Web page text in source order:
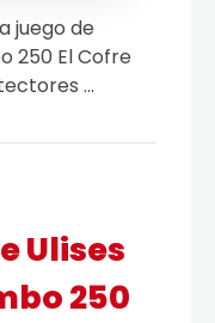
Ulises
250
juego de
250 El Cofre
...